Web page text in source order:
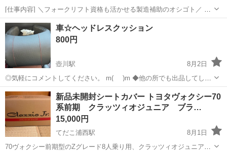
[仕事内容] ＼フォークリフト資格も活かせる製造補助のオシゴト／ 正
社員登用制度あり！ 資格を活かして、キャリアアップしたい方にオス
スメ☆ 独自の休暇制度が多数あり、メリハリつけて働けます◎ 【有名
企業での製造補助】...
沖縄 那覇市
車☆ヘッドレスクッション
800円
壺川駅
8月2日
◎気軽にコメントしてください。 m(_ _)m ◆他の所でも出品してしま
す。 ◆すぐにお返事ができない場合があります。必ずお返事します。
・自分は何回かは使いましたけど、他の物を買ったのでこの商品は出
品してします。 ※...
沖縄 那覇市 壺川駅 内装、インテリア
新品未開封シートカバー トヨタヴォクシー70
系前期 クラッツィオジュニア ブラ…
15,000円
てだこ浦西駅
8月1日
70ヴォクシー前期型のZグレード8人乗り用、クラッツィオジュニア・